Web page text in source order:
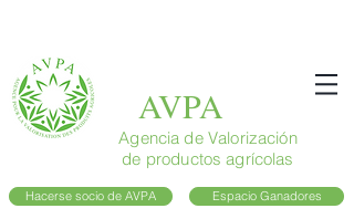
AVPA
Agencia de Valorización
de productos agrícolas
Hacerse socio de AVPA Espacio Ganadores